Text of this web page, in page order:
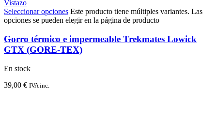
Vistazo
Seleccionar opciones Este producto tiene múltiples variantes. Las
opciones se pueden elegir en la página de producto
Gorro térmico e impermeable Trekmates Lowick
GTX (GORE-TEX)
En stock
39,00 € IVA inc.